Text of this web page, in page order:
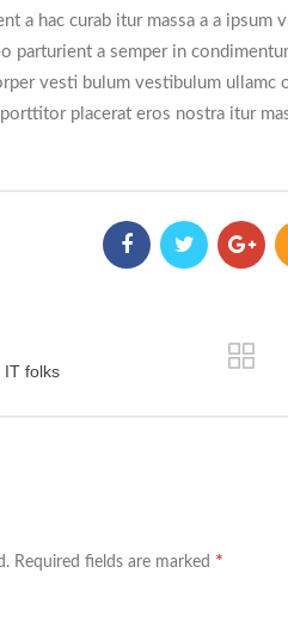
a hac curab itur massa a a ipsum
parturient a semper in
vesti bulum vestibulum ullamc
placerat eros nostra itur
IT folks
Required fields are marked *